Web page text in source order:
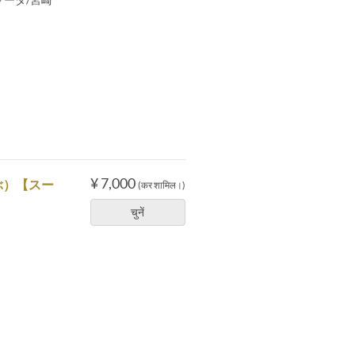
¥ 7,000 (कर शामिल।)
चुनें
）【スー